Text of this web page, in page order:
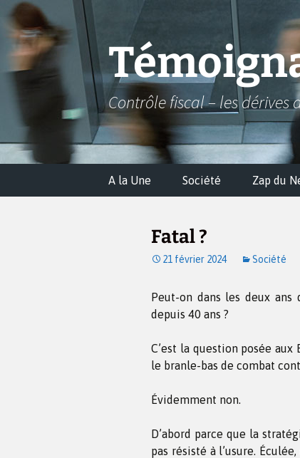
Aller
au
contenu
Contrôle fiscal – les
A la Une Société Zap du
Fatal ?
21 février 2024 Société
Peut-on dans les deux
depuis 40 ans ?
C’est la question posée
le branle-bas de combat
Évidemment non.
D’abord parce que la
pas résisté à l’usure.